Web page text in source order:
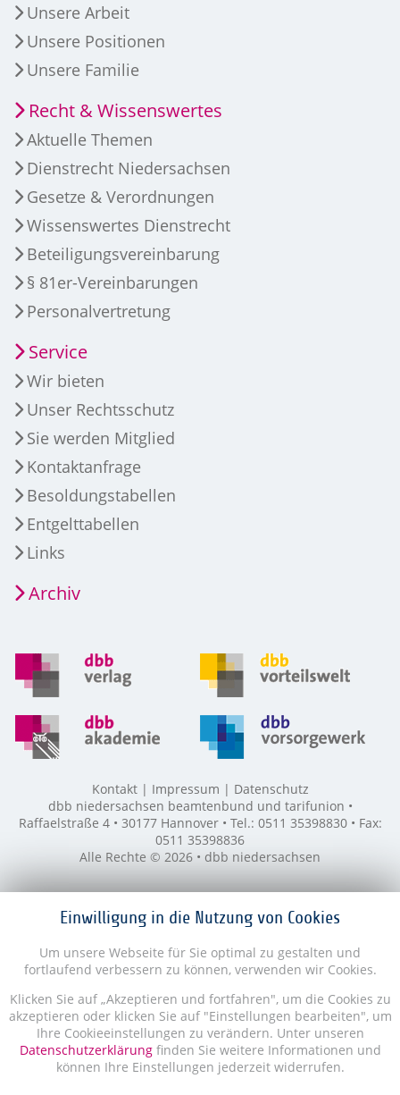
Einwilligung in die Nutzung von Cookies
Um unsere Webseite für Sie optimal zu gestalten und
fortlaufend verbessern zu können, verwenden wir Cookies.
Klicken Sie auf „Akzeptieren und fortfahren", um die Cookies zu
akzeptieren oder klicken Sie auf "Einstellungen bearbeiten", um
Ihre Cookieeinstellungen zu verändern. Unter unseren
Datenschutzerklärungfinden Sie weitere Informationen und
können Ihre Einstellungen jederzeit widerrufen.
Unsere Arbeit
Unsere Positionen
Unsere Familie
Recht & Wissenswertes
Aktuelle Themen
Dienstrecht Niedersachsen
Gesetze & Verordnungen
Wissenswertes Dienstrecht
Beteiligungsvereinbarung
§ 81er-Vereinbarungen
Personalvertretung
Service
Wir bieten
Unser Rechtsschutz
Sie werden Mitglied
Kontaktanfrage
Besoldungstabellen
Entgelttabellen
Links
Archiv
Kontakt Impressum
Datenschutz
dbb niedersachsen beamtenbund und tarifunion •
Raffaelstraße 4 • 30177 Hannover • Tel.: 0511 35398830 • Fax:
0511 35398836
Alle Rechte © 2026 • dbb niedersachsen